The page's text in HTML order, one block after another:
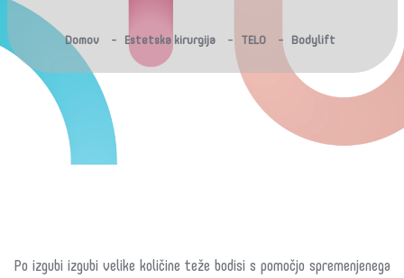
Domov - Estetska kirurgija - TELO - Bodylift
Po izgubi izgubi velike količine teže bodisi s pomočjo spremenjenega